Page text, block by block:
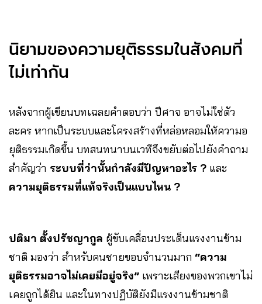
นิยามของความยุติธรรมในสังคมที่
ไม่เท่ากัน
หลังจากผู้เขียนบทเฉลยคำตอบว่า ปีศาจ อาจไม่ใช่ตัว
ละคร หากเป็นระบบและโครงสร้างที่หล่อหลอมให้ความอ
ยุติธรรมเกิดขึ้น บทสนทนาบนเวทีจึงขยับต่อไปยังคำถาม
สำคัญว่า ระบบที่ว่านั้นกำลังมีปัญหาอะไร ? และ
ความยุติธรรมที่แท้จริงเป็นแบบไหน ?
ปติมา ตั้งปรัชญากูล ผู้ขับเคลื่อนประเด็นแรงงานข้าม
ชาติ มองว่า สำหรับคนชายขอบจำนวนมาก “ความ
ยุติธรรมอาจไม่เคยมีอยู่จริง” เพราะเสียงของพวกเขาไม่
เคยถูกได้ยิน และในทางปฏิบัติยังมีแรงงานข้ามชาติ